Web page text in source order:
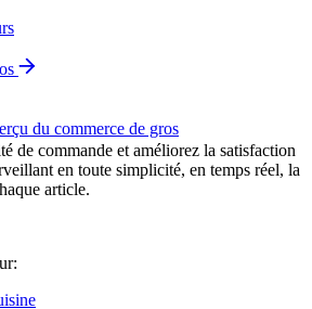
du commerce de gros
de commande et améliorez la satisfaction
en toute simplicité, en temps réel, la
article.